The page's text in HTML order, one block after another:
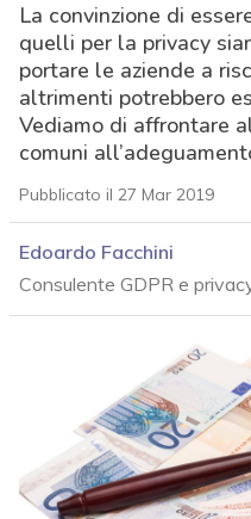
La convinzione di
quelli per la privacy
portare le aziende a
altrimenti potrebbero
Vediamo di affrontare
comuni
Pubblicato il 27 Mar 2019
Edoardo Facchini
Consulente GDPR e